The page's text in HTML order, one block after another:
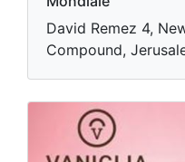
David Remez 4,
Compound,